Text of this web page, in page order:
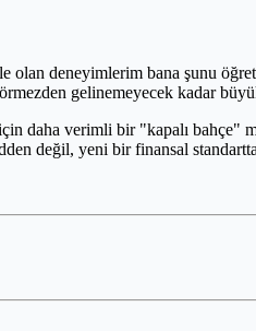
deneyimlerim bana şunu
gelinemeyecek kadar
daha verimli bir "kapalı
değil, yeni bir finansal